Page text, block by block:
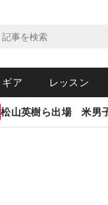
ギア レッスン
松山英樹ら出場 米男